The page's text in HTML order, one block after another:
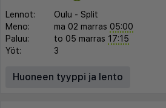
Lennot: Oulu - Split
Meno:
ma 02 marras 05:00
Paluu:
to 05 marras 17:15
Yöt:
3
Huoneen tyyppi ja lento